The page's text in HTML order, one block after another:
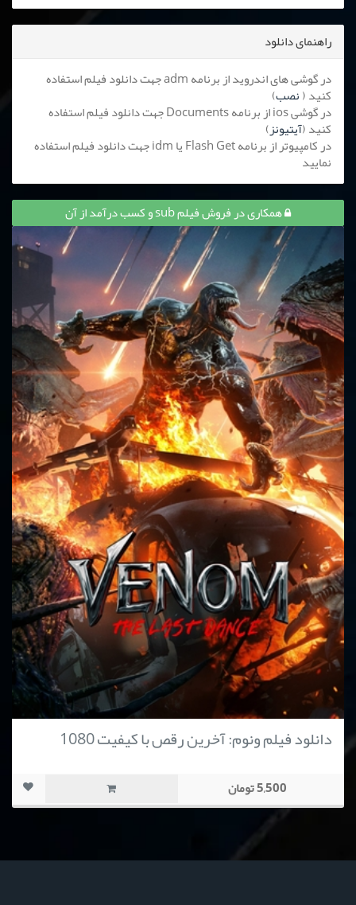
راهنمای دانلود
در گوشی های اندروید از برنامه adm جهت دانلود فیلم استفاده
کنید (نصب)
در گوشی ios از برنامه Documents جهت دانلود فیلم استفاده
کنید (آیتیونز)
در کامپیوتر از برنامه Flash Get یا idm جهت دانلود فیلم استفاده
نمایید
همکاری در فروش فیلم sub و کسب درآمد از آن
دانلود فیلم ونوم: آخرین رقص با کیفیت 1080
5,500 تومان